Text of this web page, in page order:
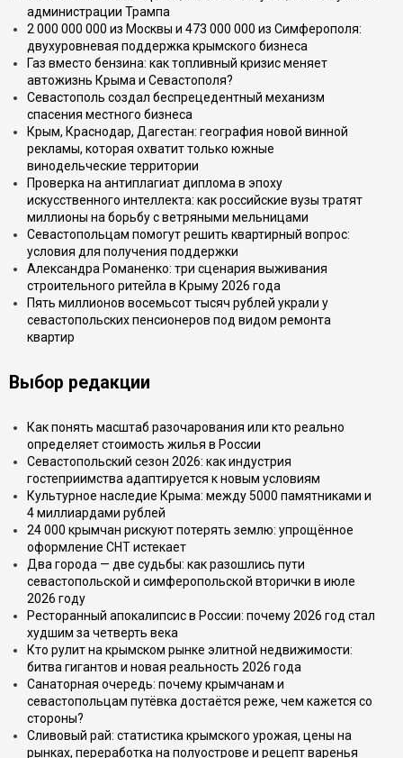
администрации Трампа
2 000 000 000 из Москвы и 473 000 000 из Симферополя:
двухуровневая поддержка крымского бизнеса
Газ вместо бензина: как топливный кризис меняет
автожизнь Крыма и Севастополя?
Севастополь создал беспрецедентный механизм
спасения местного бизнеса
Крым, Краснодар, Дагестан: география новой винной
рекламы, которая охватит только южные
винодельческие территории
Проверка на антиплагиат диплома в эпоху
искусственного интеллекта: как российские вузы тратят
миллионы на борьбу с ветряными мельницами
Севастопольцам помогут решить квартирный вопрос:
условия для получения поддержки
Александра Романенко: три сценария выживания
строительного ритейла в Крыму 2026 года
Пять миллионов восемьсот тысяч рублей украли у
севастопольских пенсионеров под видом ремонта
квартир
Выбор редакции
Как понять масштаб разочарования или кто реально
определяет стоимость жилья в России
Севастопольский сезон 2026: как индустрия
гостеприимства адаптируется к новым условиям
Культурное наследие Крыма: между 5000 памятниками и
4 миллиардами рублей
24 000 крымчан рискуют потерять землю: упрощённое
оформление СНТ истекает
Два города — две судьбы: как разошлись пути
севастопольской и симферопольской вторички в июле
2026 году
Ресторанный апокалипсис в России: почему 2026 год стал
худшим за четверть века
Кто рулит на крымском рынке элитной недвижимости:
битва гигантов и новая реальность 2026 года
Санаторная очередь: почему крымчанам и
севастопольцам путёвка достаётся реже, чем кажется со
стороны?
Сливовый рай: статистика крымского урожая, цены на
рынках, переработка на полуострове и рецепт варенья